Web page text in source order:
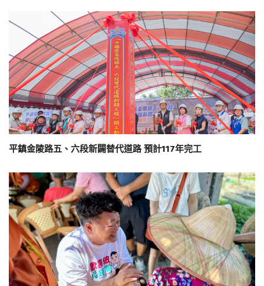
平鎮金陵路五、六段新闢替代道路 預計117年完工